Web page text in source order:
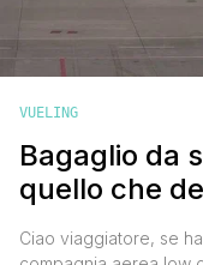
VUELING
Bagaglio da
quello che
Ciao viaggiatore, se